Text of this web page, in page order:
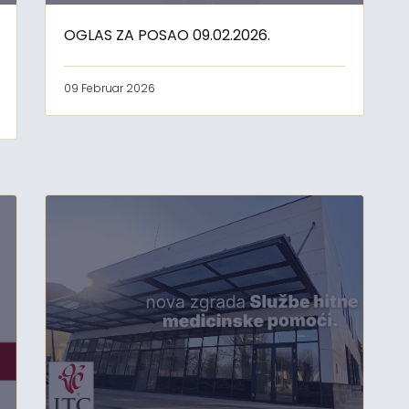
OGLAS ZA POSAO 09.02.2026.
09 Februar 2026